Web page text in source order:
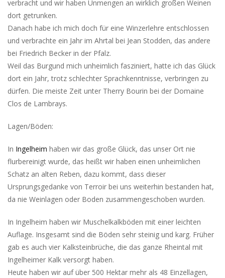
verbracht und wir haben Unmengen an wirklich großen Weinen
dort getrunken.
Danach habe ich mich doch für eine Winzerlehre entschlossen
und verbrachte ein Jahr im Ahrtal bei Jean Stodden, das andere
bei Friedrich Becker in der Pfalz.
Weil das Burgund mich unheimlich fasziniert, hatte ich das Glück
dort ein Jahr, trotz schlechter Sprachkenntnisse, verbringen zu
dürfen. Die meiste Zeit unter Therry Bourin bei der Domaine
Clos de Lambrays.
Lagen/Böden:
In Ingelheim haben wir das große Glück, das unser Ort nie
flurbereinigt wurde, das heißt wir haben einen unheimlichen
Schatz an alten Reben, dazu kommt, dass dieser
Ursprungsgedanke von Terroir bei uns weiterhin bestanden hat,
da nie Weinlagen oder Boden zusammengeschoben wurden.
In Ingelheim haben wir Muschelkalkböden mit einer leichten
Auflage. Insgesamt sind die Böden sehr steinig und karg. Früher
gab es auch vier Kalksteinbrüche, die das ganze Rheintal mit
Ingelheimer Kalk versorgt haben.
Heute haben wir auf über 500 Hektar mehr als 48 Einzellagen,